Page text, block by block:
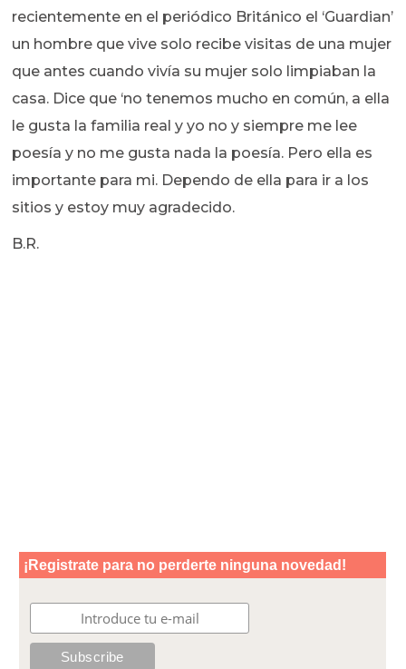
recientemente en el periódico Británico el ‘Guardian’
un hombre que vive solo recibe visitas de una mujer
que antes cuando vivía su mujer solo limpiaban la
casa. Dice que ‘no tenemos mucho en común, a ella
le gusta la familia real y yo no y siempre me lee
poesía y no me gusta nada la poesía. Pero ella es
importante para mi. Dependo de ella para ir a los
sitios y estoy muy agradecido.
B.R.